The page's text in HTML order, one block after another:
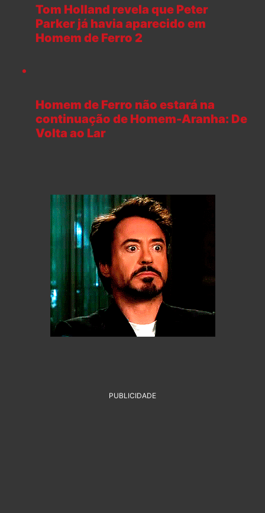
Tom Holland revela que Peter
Parker já havia aparecido em
Homem de Ferro 2
Homem de Ferro não estará na
continuação de Homem-Aranha: De
Volta ao Lar
PUBLICIDADE